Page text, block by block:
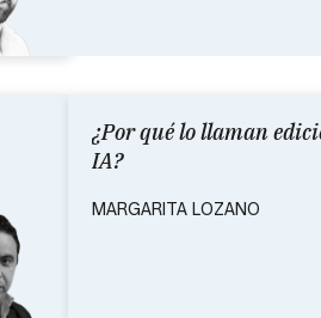
¿Por qué lo llaman
IA?
MARGARITA LOZANO